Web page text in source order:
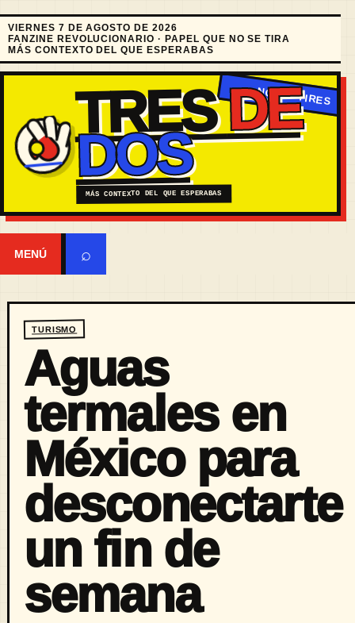
VIERNES 7 DE AGOSTO DE 2026
FANZINE REVOLUCIONARIO · PAPEL QUE NO SE TIRA
MÁS CONTEXTO DEL QUE ESPERABAS
TRESDE
DOS
MÁS CONTEXTO DEL QUE ESPERABAS
MENÚ ⌕
TURISMO
Aguas
termales en
México para
desconectarte
un fin de
semana